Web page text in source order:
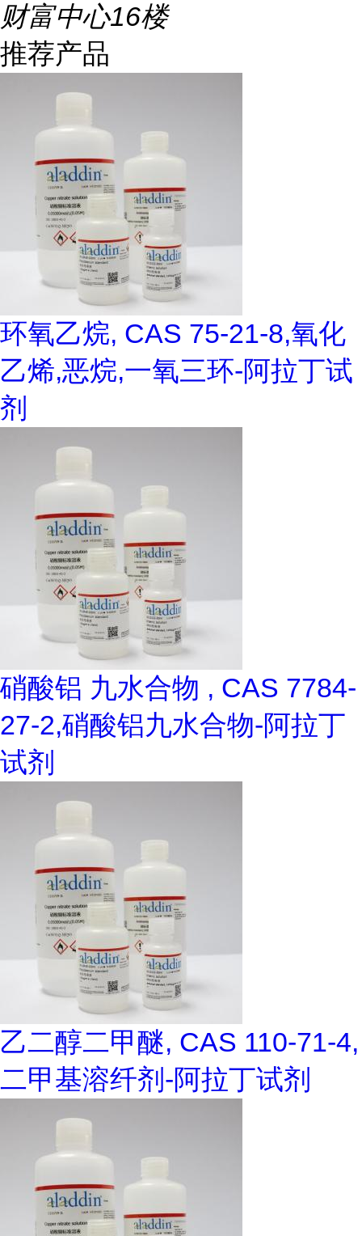
财富中心16楼
推荐产品
环氧乙烷, CAS 75-21-8,氧化
乙烯,恶烷,一氧三环-阿拉丁试
剂
硝酸铝 九水合物 , CAS 7784-
27-2,硝酸铝九水合物-阿拉丁
试剂
乙二醇二甲醚, CAS 110-71-4,
二甲基溶纤剂-阿拉丁试剂